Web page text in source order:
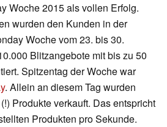
Woche 2015 als vollen Erfolg.
wurden den Kunden in der
Woche vom 23. bis 30.
Blitzangebote mit bis zu 50
Spitzentag der Woche war
. Allein an diesem Tag wurden
Produkte verkauft. Das entspricht
Produkten pro Sekunde.